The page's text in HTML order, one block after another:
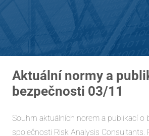
Aktuální normy a
bezpečnosti 03/11
Souhrn aktuálních norem a publikací o
společnosti Risk Analysis Consultants.